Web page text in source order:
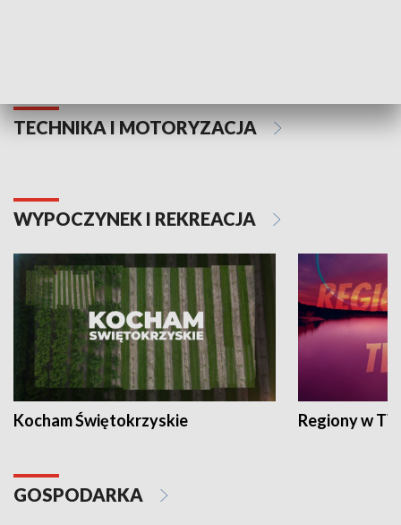
TECHNIKA I MOTORYZACJA
WYPOCZYNEK I REKREACJA
Kocham Świętokrzyskie Regiony w
GOSPODARKA